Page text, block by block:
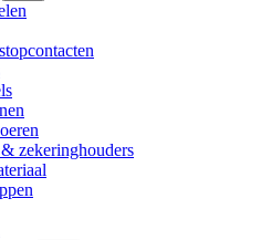
zekeringhouders